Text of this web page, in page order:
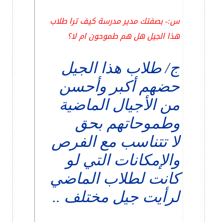
س:- بصفتك مدير مدرسة كيف ترا طلاب
هذا الجيل هل هم طموحون ام لا؟
ج/ طلاب هذا الجيل
حضهم أكبر وأحسن
من الأجيال الماضية
وطموحاتهم بحق
لا تتناسب مع الفرص
والإمكانات التي لو
كانت لطلاب الماضي
لرأيت جيل مختلف ..